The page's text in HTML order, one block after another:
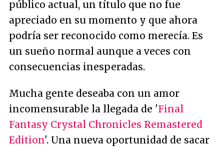
público actual, un título que no fue
apreciado en su momento y que ahora
podría ser reconocido como merecía. Es
un sueño normal aunque a veces con
consecuencias inesperadas.
Mucha gente deseaba con un amor
incomensurable la llegada de 'Final
Fantasy Crystal Chronicles Remastered
Edition'. Una nueva oportunidad de sacar